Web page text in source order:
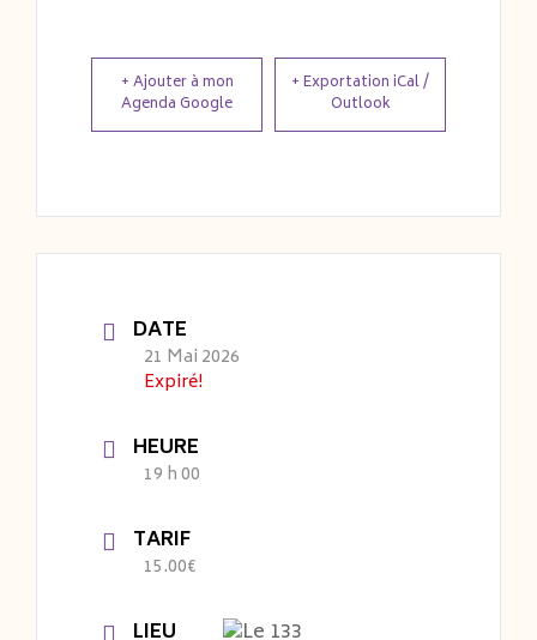
+ Ajouter à mon
Agenda Google
+ Exportation iCal /
Outlook
DATE
21 Mai 2026
Expiré!
HEURE
19 h 00
TARIF
15.00€
LIEU